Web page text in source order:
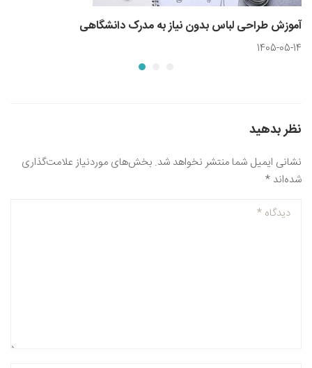
آموزش طراحی لباس بدون نیاز به مدرک دانشگاهی
1405-05-14
نظر بدهید
نشانی ایمیل شما منتشر نخواهد شد. بخش‌های موردنیاز علامت‌گذاری
شده‌اند *